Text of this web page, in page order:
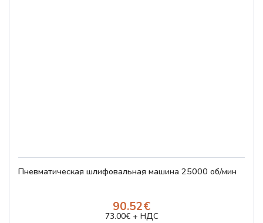
Пневматическая шлифовальная машина 25000 об/мин
90.52€
73.00€ + НДС